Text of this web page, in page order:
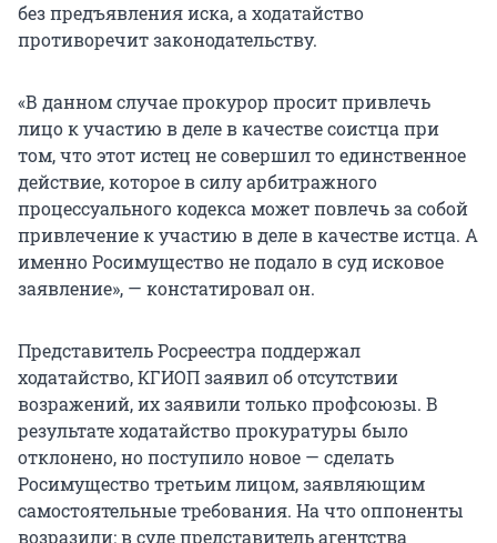
без предъявления иска, а ходатайство
противоречит законодательству.
«В данном случае прокурор просит привлечь
лицо к участию в деле в качестве соистца при
том, что этот истец не совершил то единственное
действие, которое в силу арбитражного
процессуального кодекса может повлечь за собой
привлечение к участию в деле в качестве истца. А
именно Росимущество не подало в суд исковое
заявление», — констатировал он.
Представитель Росреестра поддержал
ходатайство, КГИОП заявил об отсутствии
возражений, их заявили только профсоюзы. В
результате ходатайство прокуратуры было
отклонено, но поступило новое — сделать
Росимущество третьим лицом, заявляющим
самостоятельные требования. На что оппоненты
возразили: в суде представитель агентства